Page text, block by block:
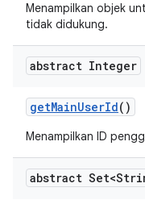
Menampilkan objek
tidak didukung.
abstract Integer
getMainUserId()
Menampilkan ID
abstract